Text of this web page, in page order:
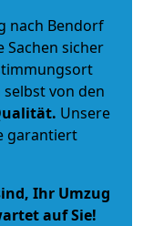
nach Bendorf
sicher
von den
. Unsere
garantiert
Ihr Umzug
auf Sie!